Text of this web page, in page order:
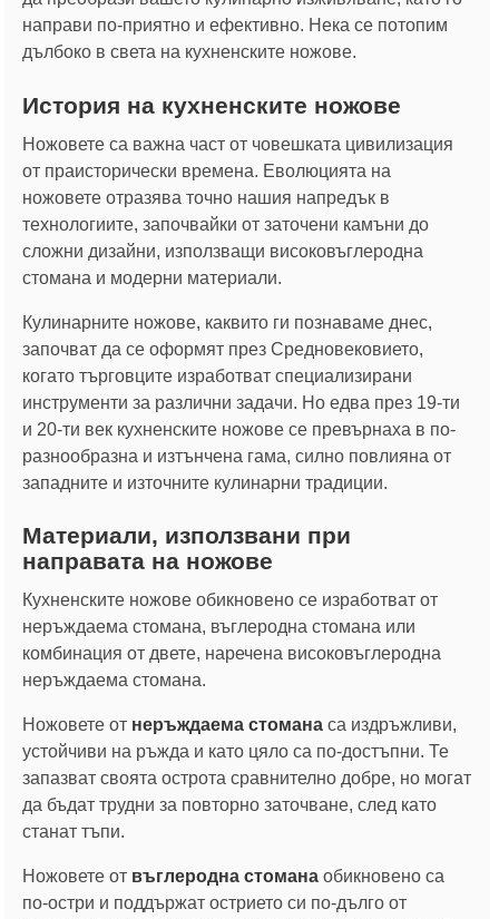
направи по-приятно и ефективно. Нека се потопим
дълбоко в света на кухненските ножове.
История на кухненските ножове
Ножовете са важна част от човешката цивилизация
от праисторически времена. Еволюцията на
ножовете отразява точно нашия напредък в
технологиите, започвайки от заточени камъни до
сложни дизайни, използващи високовъглеродна
стомана и модерни материали.
Кулинарните ножове, каквито ги познаваме днес,
започват да се оформят през Средновековието,
когато търговците изработват специализирани
инструменти за различни задачи. Но едва през 19-ти
и 20-ти век кухненските ножове се превърнаха в по-
разнообразна и изтънчена гама, силно повлияна от
западните и източните кулинарни традиции.
Материали, използвани при
направата на ножове
Кухненските ножове обикновено се изработват от
неръждаема стомана, въглеродна стомана или
комбинация от двете, наречена високовъглеродна
неръждаема стомана.
Ножовете от неръждаема стомана са издръжливи,
устойчиви на ръжда и като цяло са по-достъпни. Те
запазват своята острота сравнително добре, но могат
да бъдат трудни за повторно заточване, след като
станат тъпи.
Ножовете от въглеродна стомана обикновено са
по-остри и поддържат острието си по-дълго от